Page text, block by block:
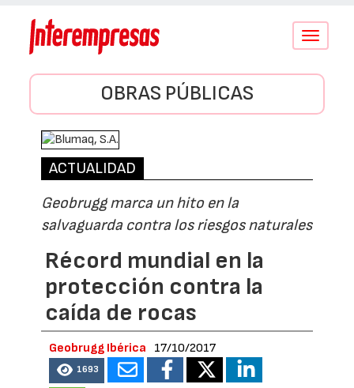
Conmutar
OBRAS PÚBLICAS
ACTUALIDAD
Geobrugg marca un hito en la
salvaguarda contra los riesgos naturales
Récord mundial en la
protección contra la
caída de rocas
Geobrugg Ibérica 17/10/2017
1693